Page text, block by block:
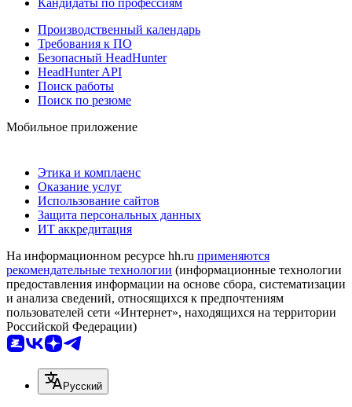
Производственный календарь
Требования к ПО
Безопасный HeadHunter
HeadHunter API
Поиск работы
Поиск по резюме
Мобильное приложение
Этика и комплаенс
Оказание услуг
Использование сайтов
Защита персональных данных
ИТ аккредитация
На информационном ресурсе hh.ru применяются
рекомендательные технологии (информационные технологии
предоставления информации на основе сбора, систематизации
и анализа сведений, относящихся к предпочтениям
пользователей сети «Интернет», находящихся на территории
Российской Федерации)
Русский